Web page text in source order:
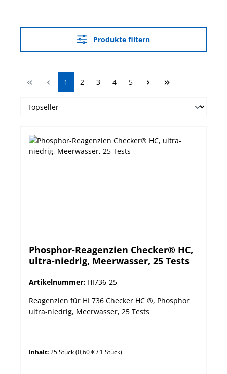
Produkte filtern
Seite
1 Seite
2 Seite
3 Seite
4 Seite
5
Phosphor-Reagenzien Checker® HC,
ultra-niedrig, Meerwasser, 25 Tests
Artikelnummer: HI736-25
Reagenzien für HI 736 Checker HC ®, Phosphor
ultra-niedrig, Meerwasser, 25 Tests
Inhalt:25 Stück(0,60 € / 1 Stück)